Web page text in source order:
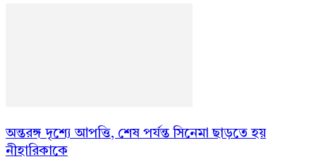
অন্তরঙ্গ দৃশ্যে আপত্তি, শেষ পর্যন্ত সিনেমা ছাড়তে হয়
নীহারিকাকে